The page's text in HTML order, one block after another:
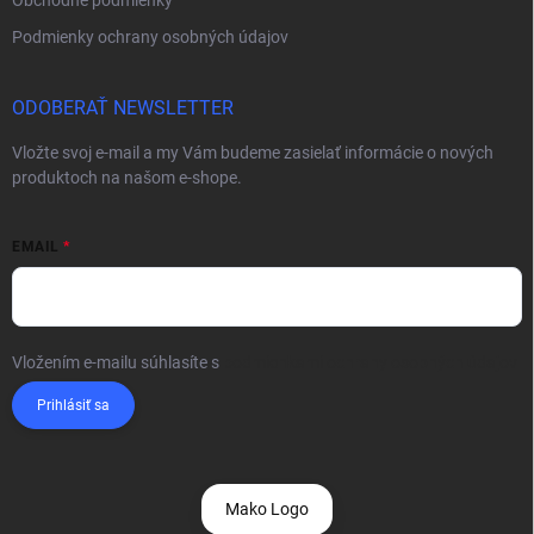
Podmienky ochrany osobných údajov
ODOBERAŤ NEWSLETTER
Vložte svoj e-mail a my Vám budeme zasielať informácie o nových
produktoch na našom e-shope.
EMAIL
Vložením e-mailu súhlasíte s
Prihlásiť sa
Mako Logo